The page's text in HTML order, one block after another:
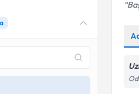
sunan